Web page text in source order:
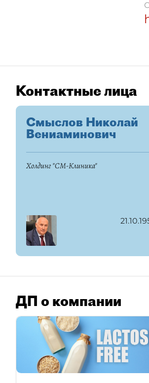
Контактные лица
Смыслов Николай
Вениаминович
Холдинг "СМ-Клиника"
ДП о компании